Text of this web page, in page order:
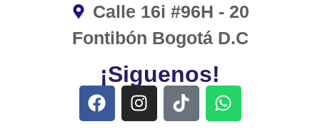
Calle 16i #96H - 20
Fontibón Bogotá D.C
¡Siguenos!